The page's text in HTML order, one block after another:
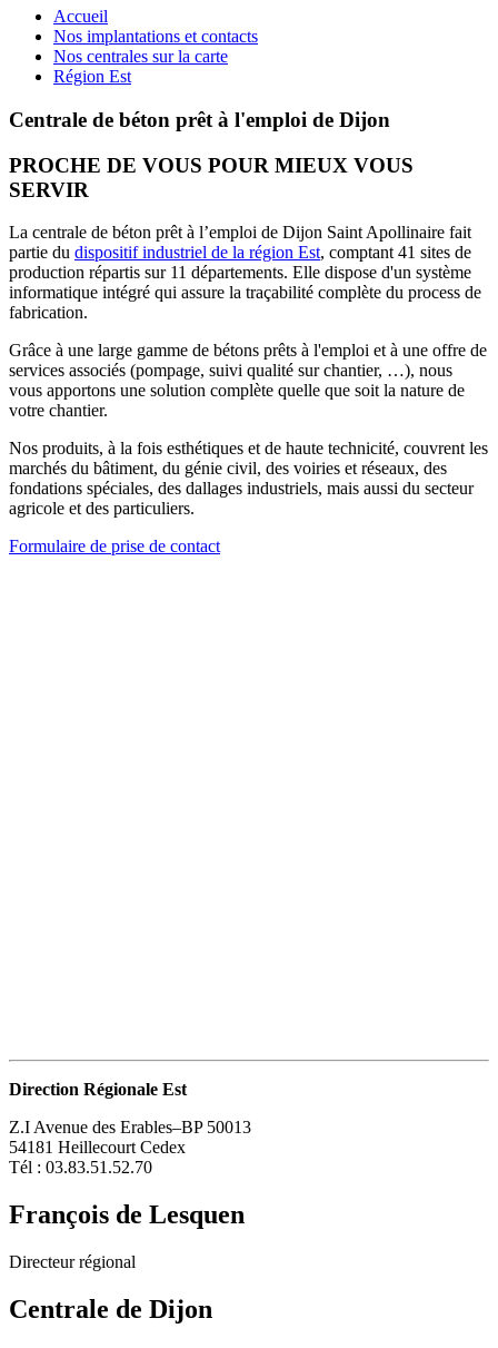
Accueil
Nos implantations et contacts
Nos centrales sur la carte
Région Est
Centrale de béton prêt à l'emploi de Dijon
PROCHE DE VOUS POUR MIEUX VOUS
SERVIR
La centrale de béton prêt à l’emploi de Dijon Saint Apollinaire fait
partie du dispositif industriel de la région Est, comptant 41 sites de
production répartis sur 11 départements. Elle dispose d'un système
informatique intégré qui assure la traçabilité complète du process de
fabrication.
Grâce à une large gamme de bétons prêts à l'emploi et à une offre de
services associés (pompage, suivi qualité sur chantier, …), nous
vous apportons une solution complète quelle que soit la nature de
votre chantier.
Nos produits, à la fois esthétiques et de haute technicité, couvrent les
marchés du bâtiment, du génie civil, des voiries et réseaux, des
fondations spéciales, des dallages industriels, mais aussi du secteur
agricole et des particuliers.
Formulaire de prise de contact
Direction Régionale Est
Z.I Avenue des Erables–BP 50013
54181 Heillecourt Cedex
Tél : 03.83.51.52.70
François de Lesquen
Directeur régional
Centrale de Dijon